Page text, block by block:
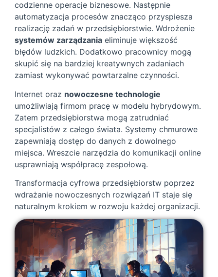
codzienne operacje biznesowe. Następnie
automatyzacja procesów znacząco przyspiesza
realizację zadań w przedsiębiorstwie. Wdrożenie
systemów zarządzania eliminuje większość
błędów ludzkich. Dodatkowo pracownicy mogą
skupić się na bardziej kreatywnych zadaniach
zamiast wykonywać powtarzalne czynności.
Internet oraz nowoczesne technologie
umożliwiają firmom pracę w modelu hybrydowym.
Zatem przedsiębiorstwa mogą zatrudniać
specjalistów z całego świata. Systemy chmurowe
zapewniają dostęp do danych z dowolnego
miejsca. Wreszcie narzędzia do komunikacji online
usprawniają współpracę zespołową.
Transformacja cyfrowa przedsiębiorstw poprzez
wdrażanie nowoczesnych rozwiązań IT staje się
naturalnym krokiem w rozwoju każdej organizacji.